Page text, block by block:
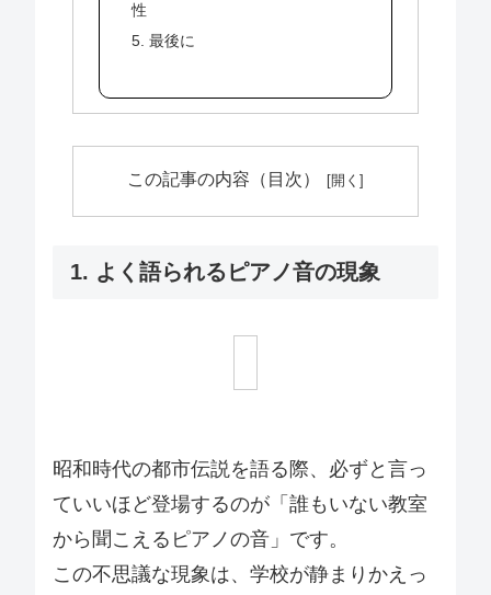
性
5. 最後に
この記事の内容（目次）
1. よく語られるピアノ音の現象
昭和時代の都市伝説を語る際、必ずと言っ
ていいほど登場するのが「誰もいない教室
から聞こえるピアノの音」です。
この不思議な現象は、学校が静まりかえっ